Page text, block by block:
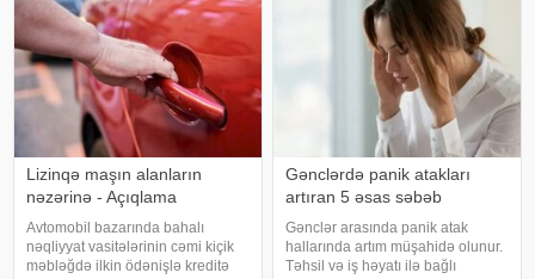
Lizinqə maşın alanların
nəzərinə - Açıqlama
Avtomobil bazarında bahalı
nəqliyyat vasitələrinin cəmi kiçik
məbləğdə ilkin ödənişlə kreditə
Gənclərdə panik atakları
artıran 5 əsas səbəb
Gənclər arasında panik atak
hallarında artım müşahidə olunur.
Təhsil və iş həyatı ilə bağlı